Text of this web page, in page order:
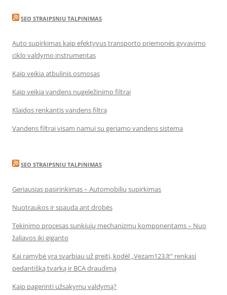
SEO STRAIPSNIU TALPINIMAS
Auto supirkimas kaip efektyvus transporto priemonės gyvavimo
ciklo valdymo instrumentas
Kaip veikia atbulinis osmosas
Kaip veikia vandens nugeležinimo filtrai
Klaidos renkantis vandens filtrą
Vandens filtrai visam namui su geriamo vandens sistema
SEO STRAIPSNIU TALPINIMAS
Geriausias pasirinkimas – Automobilių supirkimas
Nuotraukos ir spauda ant drobės
Tekinimo procesas sunkiųjų mechanizmų komponentams – Nuo
žaliavos iki giganto
Kai ramybė yra svarbiau už greitį, kodėl „Vezam123.lt“ renkasi
pedantišką tvarką ir BCA draudimą
Kaip pagerinti užsakymų valdymą?